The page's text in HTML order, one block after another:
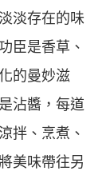
淡存在的味
臣是香草、
的曼妙滋
沾醬，每道
拌、烹煮、
美味帶往另